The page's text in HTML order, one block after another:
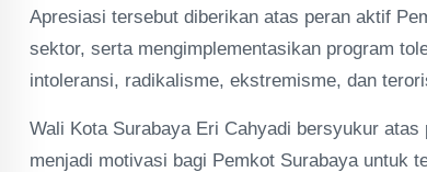
Apresiasi tersebut diberikan atas peran aktif
sektor, serta mengimplementasikan program
intoleransi, radikalisme, ekstremisme, dan
Wali Kota Surabaya Eri Cahyadi bersyukur
menjadi motivasi bagi Pemkot Surabaya untuk